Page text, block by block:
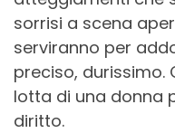
sorrisi a scena
serviranno per
preciso, durissimo.
lotta di una donna
diritto.